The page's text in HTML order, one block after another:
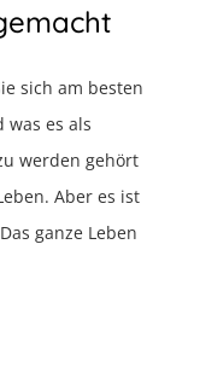
sich am besten
es als
werden gehört
Aber es ist
ganze Leben